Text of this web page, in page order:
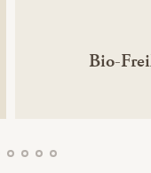
Bio-